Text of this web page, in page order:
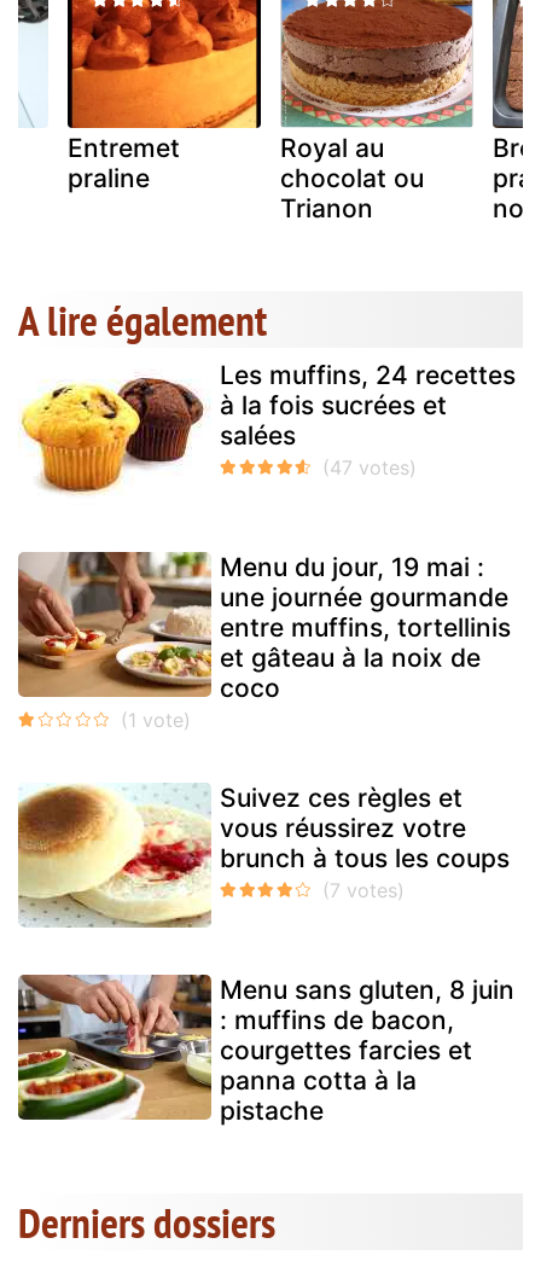
Entremet
praline
Royal au
chocolat ou
Trianon
A lire également
Les muffins, 24 recettes
à la fois sucrées et
salées
Menu du jour, 19 mai :
une journée gourmande
entre muffins, tortellinis
et gâteau à la noix de
coco
Suivez ces règles et
vous réussirez votre
brunch à tous les coups
Menu sans gluten, 8 juin
: muffins de bacon,
courgettes farcies et
panna cotta à la
pistache
Derniers dossiers